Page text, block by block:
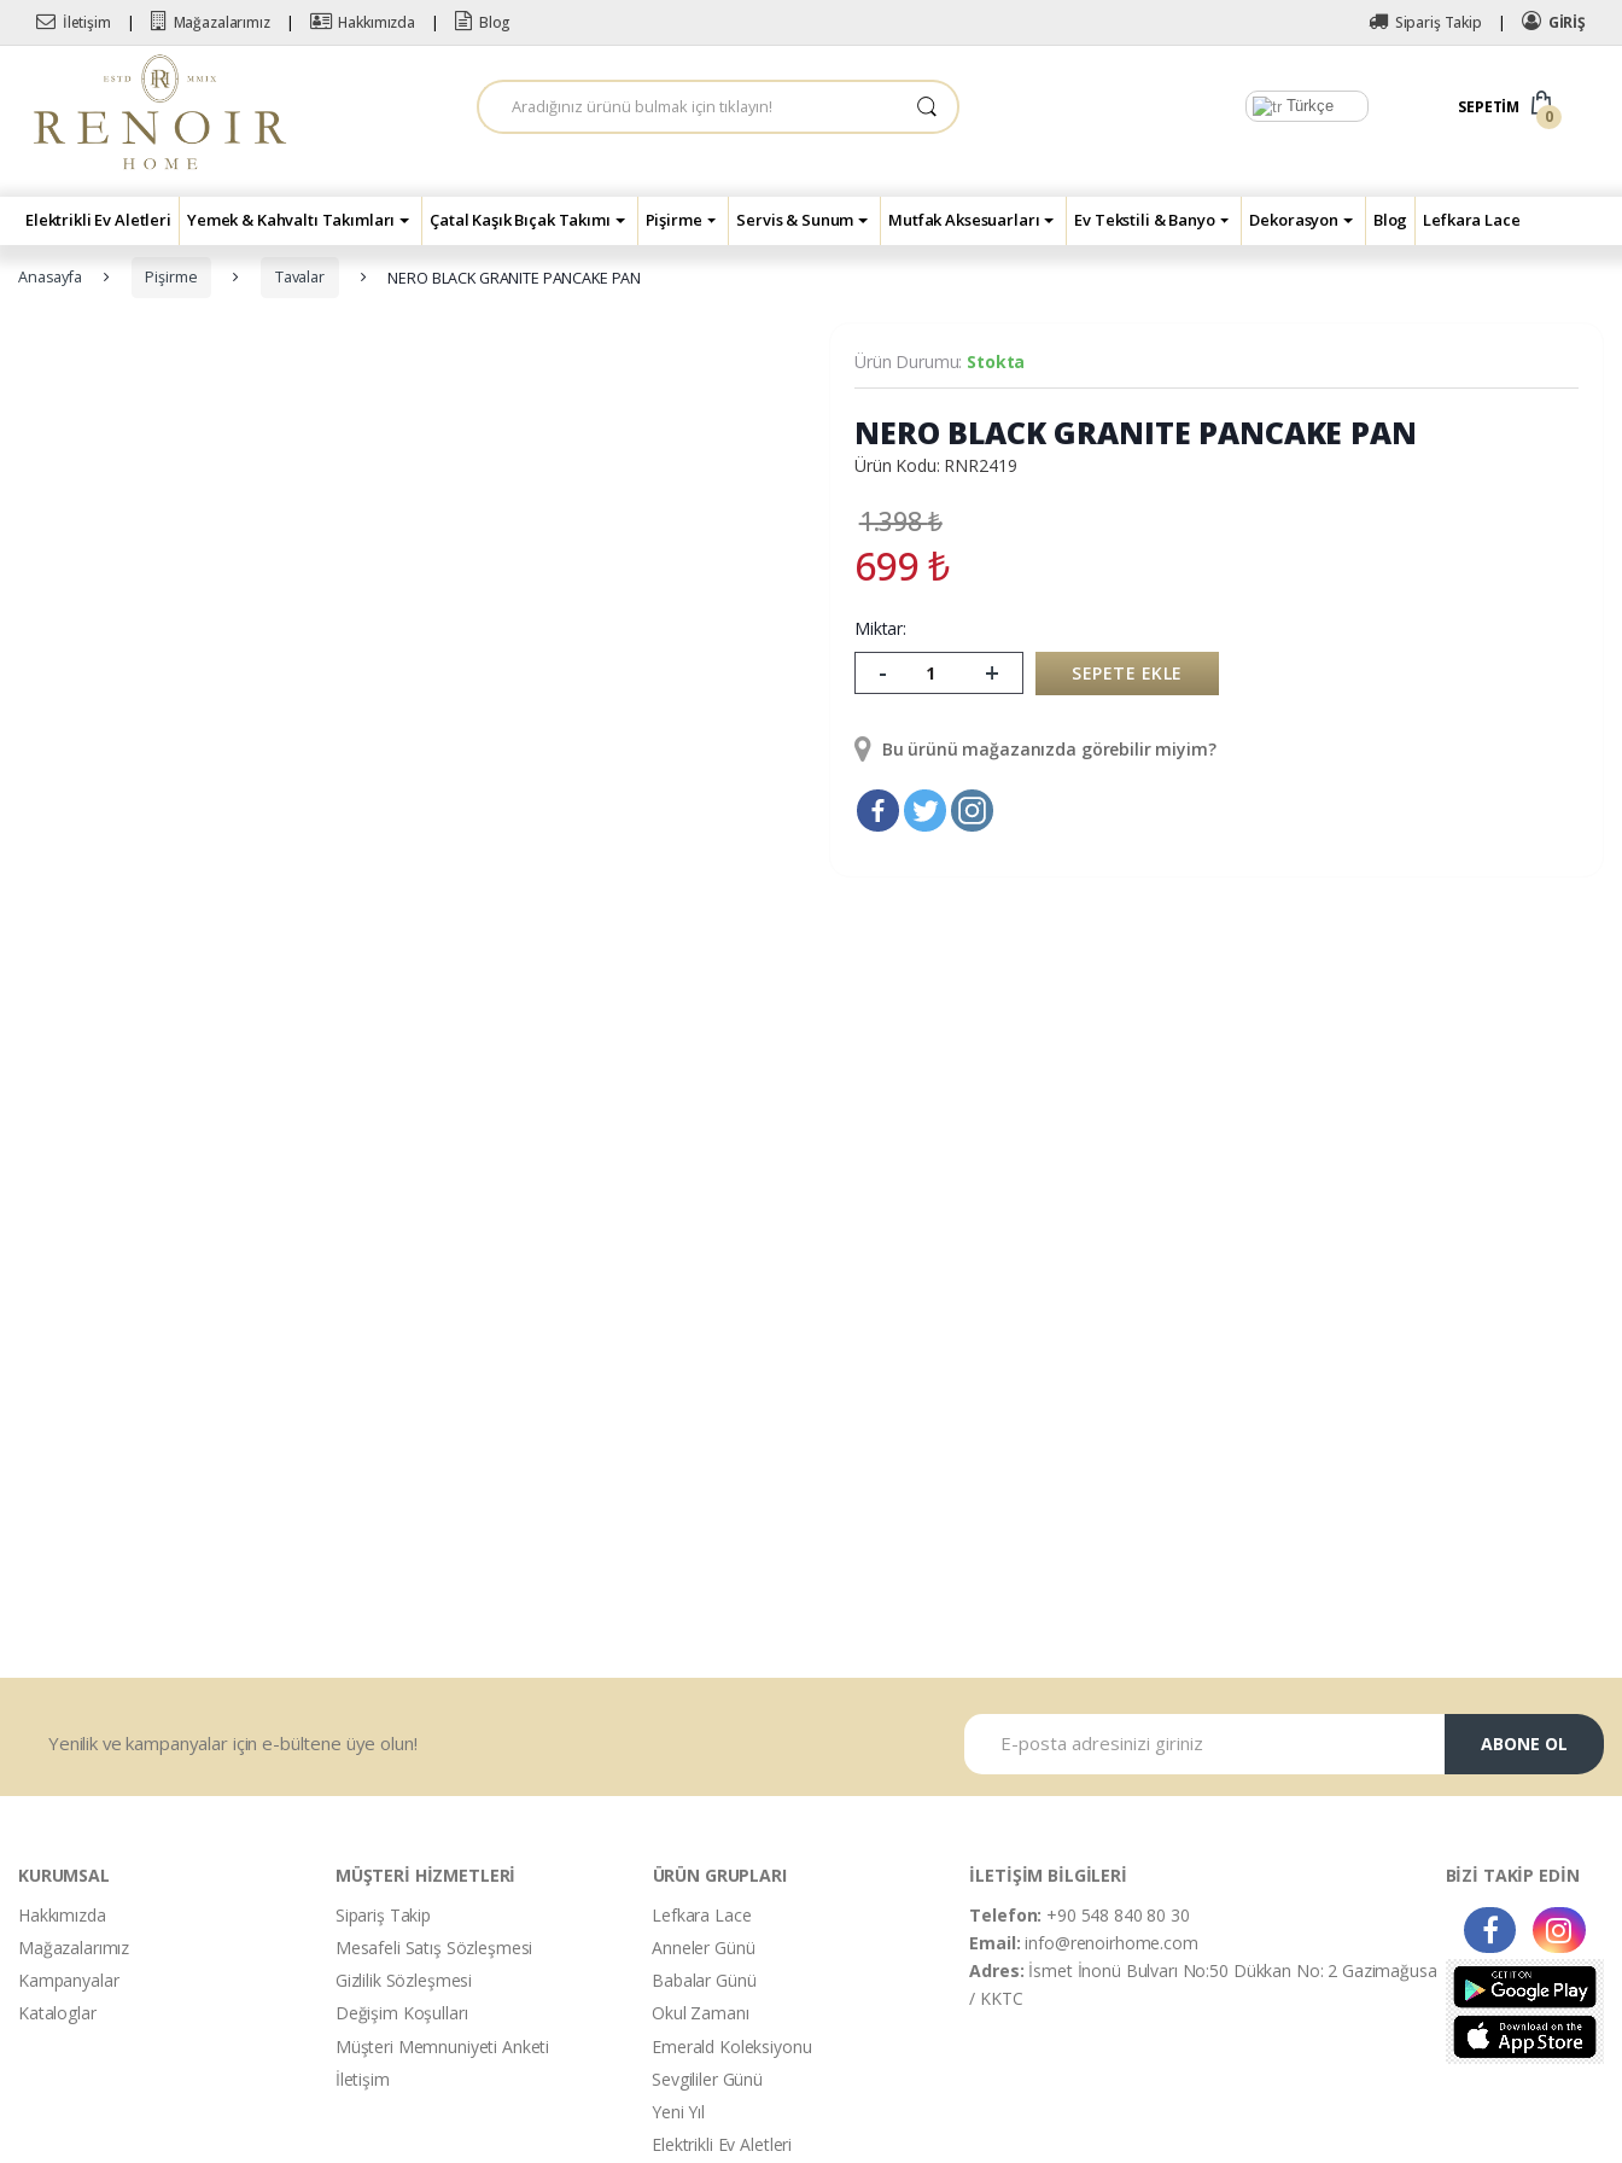
Skip to navigation
Skip to content
İletişim Mağazalarımız Hakkımızda Blog Sipariş Takip GİRİŞ
Türkçe
A
r
a
SEPETIM
0
Elektrikli Ev Aletleri Yemek & Kahvaltı Takımları Çatal Kaşık Bıçak Takımı Pişirme Servis & Sunum Mutfak Aksesuarları Ev Tekstili & Banyo Dekorasyon Blog Lefkara Lace
Anasayfa Pişirme Tavalar NERO BLACK GRANITE PANCAKE PAN
Ürün Durumu: Stokta
NERO BLACK GRANITE PANCAKE PAN
Ürün Kodu: RNR2419
1.398₺
699₺
Miktar:
- + SEPETE EKLE
Bu ürünü mağazanızda görebilir miyim?
Yenilik ve kampanyalar için e-bültene üye olun! ABONE OL
KURUMSAL
Hakkımızda
Mağazalarımız
Kampanyalar
Kataloglar
MÜŞTERİ HİZMETLERİ
Sipariş Takip
Mesafeli Satış Sözleşmesi
Gizlilik Sözleşmesi
Değişim Koşulları
Müşteri Memnuniyeti Anketi
İletişim
ÜRÜN GRUPLARI
Lefkara Lace
Anneler Günü
Babalar Günü
Okul Zamanı
Emerald Koleksiyonu
Sevgililer Günü
Yeni Yıl
Elektrikli Ev Aletleri
İLETİŞİM BİLGİLERİ
Telefon: +90 548 840 80 30
Email:info@renoirhome.com
Adres: İsmet İnonü Bulvarı No:50 Dükkan No: 2 Gazimağusa
/ KKTC
BİZİ TAKİP EDİN